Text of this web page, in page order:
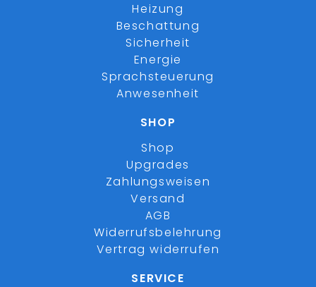
Heizung
Beschattung
Sicherheit
Energie
Sprachsteuerung
Anwesenheit
SHOP
Shop
Upgrades
Zahlungsweisen
Versand
AGB
Widerrufsbelehrung
Vertrag widerrufen
SERVICE